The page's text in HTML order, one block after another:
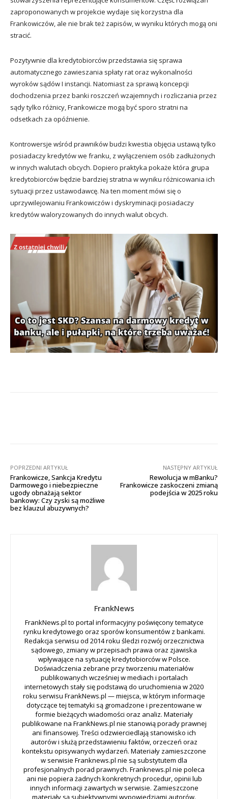
zaproponowanych w projekcie wydaje się korzystna dla
Frankowiczów, ale nie brak też zapisów, w wyniku których mogą oni
stracić.
Pozytywnie dla kredytobiorców przedstawia się sprawa
automatycznego zawieszania spłaty rat oraz wykonalności
wyroków sądów I instancji. Natomiast za sprawą koncepcji
dochodzenia przez banki roszczeń wzajemnych i rozliczania przez
sądy tylko różnicy, Frankowicze mogą być sporo stratni na
odsetkach za opóźnienie.
Kontrowersje wśród prawników budzi kwestia objęcia ustawą tylko
posiadaczy kredytów we franku, z wyłączeniem osób zadłużonych
w innych walutach obcych. Dopiero praktyka pokaże która grupa
kredytobiorców będzie bardziej stratna w wyniku różnicowania ich
sytuacji przez ustawodawcę. Na ten moment mówi się o
uprzywilejowaniu Frankowiczów i dyskryminacji posiadaczy
kredytów waloryzowanych do innych walut obcych.
POPRZEDNI ARTYKUŁ
Frankowicze, Sankcja Kredytu
Darmowego i niebezpieczne
ugody obnażają sektor
bankowy: Czy zyski są możliwe
bez klauzul abuzywnych?
NASTĘPNY ARTYKUŁ
Rewolucja w mBanku?
Frankowicze zaskoczeni zmianą
podejścia w 2025 roku
FrankNews
FrankNews.pl to portal informacyjny poświęcony tematyce
rynku kredytowego oraz sporów konsumentów z bankami.
Redakcja serwisu od 2014 roku śledzi rozwój orzecznictwa
sądowego, zmiany w przepisach prawa oraz zjawiska
wpływające na sytuację kredytobiorców w Polsce.
Doświadczenia zebrane przy tworzeniu materiałów
publikowanych wcześniej w mediach i portalach
internetowych stały się podstawą do uruchomienia w 2020
roku serwisu FrankNews.pl — miejsca, w którym informacje
dotyczące tej tematyki są gromadzone i prezentowane w
formie bieżących wiadomości oraz analiz. Materiały
publikowane na FrankNews.pl nie stanowią porady prawnej
ani finansowej. Treści odzwierciedlają stanowisko ich
autorów i służą przedstawieniu faktów, orzeczeń oraz
kontekstu opisywanych wydarzeń. Materiały zamieszczone
w serwisie Franknews.pl nie są substytutem dla
profesjonalnych porad prawnych. Franknews.pl nie poleca
ani nie popiera żadnych konkretnych procedur, opinii lub
innych informacji zawartych w serwisie. Zamieszczone
materiały są subiektywnymi wypowiedziami autorów.